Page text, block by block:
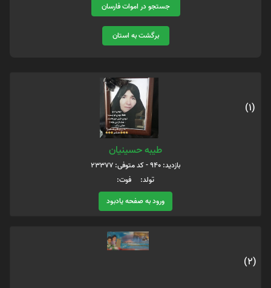
جستجو در اموات فارسان
برگشت به استان
(1)
طیبه حسینیان
بازدید: 940 - کد متوفی: 23377
تولد: فوت:
ورود به صفحه یادبود
(2)